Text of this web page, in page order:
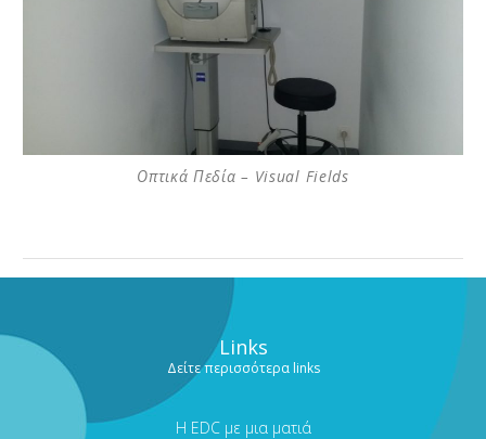
Οπτικά Πεδία – Visual Fields
Links
Δείτε περισσότερα links
Η EDC με μια ματιά